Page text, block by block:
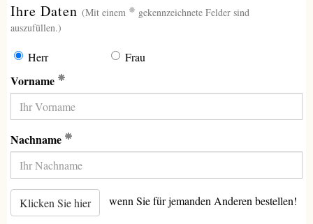
Ihre Daten (Mit einem (erforderlich)
gekennzeichnete Felder sind
auszufüllen.)
Herr Frau
Vorname
Nachname
Klicken Sie hier wenn Sie für jemanden Anderen bestellen!